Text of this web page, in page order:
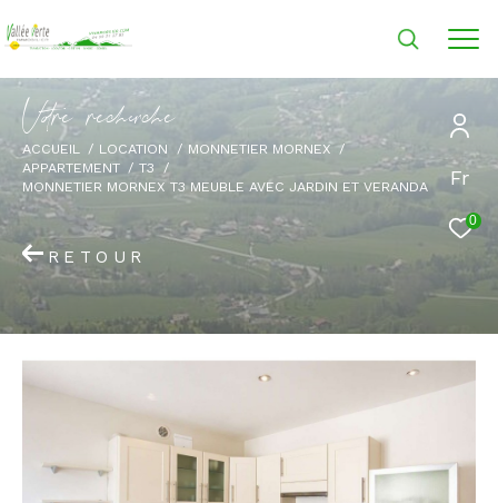
Fr
0
Vore recece
ACCUEIL LOCATION
MONNETIER MORNEX
APPARTEMENT
T3
MONNETIER MORNEX T3 MEUBLE AVEC JARDIN ET VERANDA
RETOUR